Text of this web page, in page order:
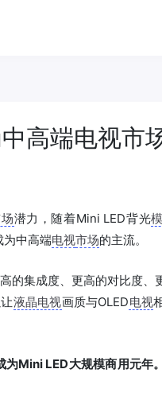
高端电视市
潜力，随着Mini LED背光
为中高端电视市场的主流。
的集成度、更高的对比度、
液晶电视画质与OLED电视
为Mini LED大规模商用元年